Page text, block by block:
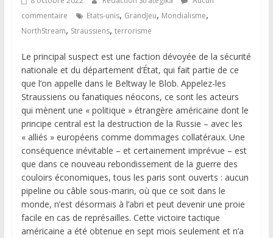
commentaire
Etats-unis, GrandJeu, Mondialisme,
NorthStream, Straussiens, terrorisme
Le principal suspect est une faction dévoyée de la sécurité
nationale et du département d’État, qui fait partie de ce
que l’on appelle dans le Beltway le Blob. Appelez-les
Straussiens ou fanatiques néocons, ce sont les acteurs
qui mènent une « politique » étrangère américaine dont le
principe central est la destruction de la Russie – avec les
« alliés » européens comme dommages collatéraux. Une
conséquence inévitable – et certainement imprévue – est
que dans ce nouveau rebondissement de la guerre des
couloirs économiques, tous les paris sont ouverts : aucun
pipeline ou câble sous-marin, où que ce soit dans le
monde, n’est désormais à l’abri et peut devenir une proie
facile en cas de représailles. Cette victoire tactique
américaine a été obtenue en sept mois seulement et n’a